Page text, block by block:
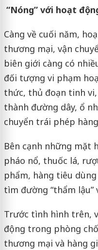
“Nóng” với hoạt
Càng về cuối năm,
thương mại, vận
biên giới càng có
đối tượng vi phạm
thức, thủ đoạn tinh
thành đường dây, ổ
chuyển trái phép
Bên cạnh những mặt
pháo nổ, thuốc lá,
phẩm, hàng tiêu
tìm đường “thẩm lậu”
Trước tình hình trên,
động trong phòng
thương mại và hàng